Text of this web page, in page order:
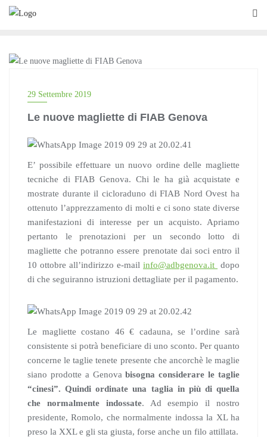
Skip
29 Settembre 2019
Le nuove magliette di FIAB Genova
E’ possibile effettuare un nuovo ordine delle magliette
tecniche di FIAB Genova. Chi le ha già acquistate e
mostrate durante il cicloraduno di FIAB Nord Ovest ha
ottenuto l’apprezzamento di molti e ci sono state diverse
manifestazioni di interesse per un acquisto. Apriamo
pertanto le prenotazioni per un secondo lotto di
magliette che potranno essere prenotate dai soci entro il
10 ottobre all’indirizzo e-mail info@adbgenova.it
dopo
di che seguiranno istruzioni dettagliate per il pagamento.
Le magliette costano 46 € cadauna, se l’ordine sarà
consistente si potrà beneficiare di uno sconto. Per quanto
concerne le taglie tenete presente che ancorchè le maglie
siano prodotte a Genovabisogna considerare le taglie
“cinesi”. Quindi ordinate una taglia in più di quella
che normalmente indossate. Ad esempio il nostro
presidente, Romolo, che normalmente indossa la XL ha
preso la XXL e gli sta giusta, forse anche un filo attillata.